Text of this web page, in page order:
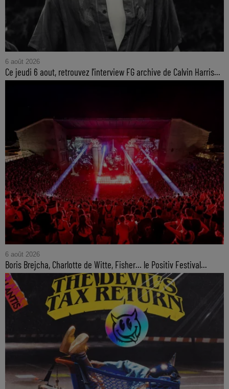
6 août 2026
Ce jeudi 6 aout, retrouvez l'interview FG archive de Calvin Harris...
6 août 2026
Boris Brejcha, Charlotte de Witte, Fisher… le Positiv Festival...